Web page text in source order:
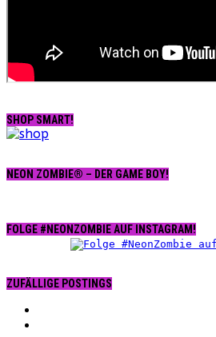
SHOP SMART!
NEON ZOMBIE® – DER GAME BOY!
FOLGE #NEONZOMBIE AUF INSTAGRAM!
ZUFÄLLIGE POSTINGS